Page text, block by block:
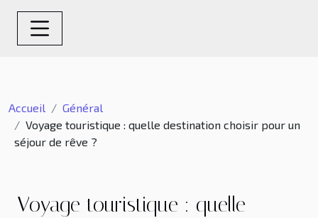
Accueil
Général
Voyage touristique : quelle destination choisir pour un
séjour de rêve ?
Voyage touristique : quelle